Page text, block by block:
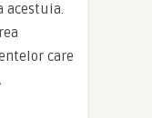
acestuia.
care